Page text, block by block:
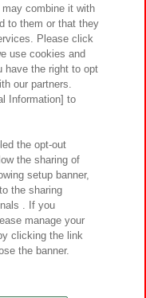
サイトポリシー
ビリティ方針と検証結果
るご質問・お問い合わせ
Inc.
Lab Inc.
combine it with
to them or that they
Please click
use cookies and
have the right to opt
our partners.
Information] to
the opt-out
the sharing of
setup banner,
the sharing
. If you
manage your
clicking the link
the banner.